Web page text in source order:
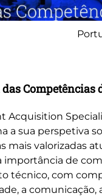
Competências
Acquisition
a sua perspetiva
mais valorizadas
importância de
técnico, com
a comunicação,